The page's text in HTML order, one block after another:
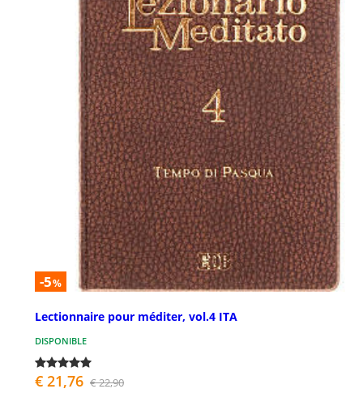
-5%
Lectionnaire pour méditer, vol.4 ITA
DISPONIBLE
€ 21,76 € 22,90